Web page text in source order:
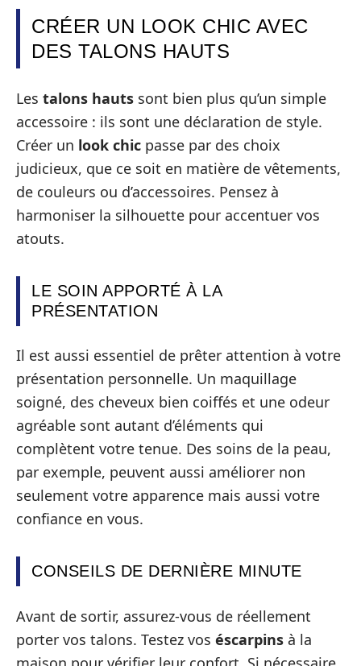
CRÉER UN LOOK CHIC AVEC
DES TALONS HAUTS
Les talons hauts sont bien plus qu’un simple
accessoire : ils sont une déclaration de style.
Créer un look chic passe par des choix
judicieux, que ce soit en matière de vêtements,
de couleurs ou d’accessoires. Pensez à
harmoniser la silhouette pour accentuer vos
atouts.
LE SOIN APPORTÉ À LA
PRÉSENTATION
Il est aussi essentiel de prêter attention à votre
présentation personnelle. Un maquillage
soigné, des cheveux bien coiffés et une odeur
agréable sont autant d’éléments qui
complètent votre tenue. Des soins de la peau,
par exemple, peuvent aussi améliorer non
seulement votre apparence mais aussi votre
confiance en vous.
CONSEILS DE DERNIÈRE MINUTE
Avant de sortir, assurez-vous de réellement
porter vos talons. Testez vos éscarpins à la